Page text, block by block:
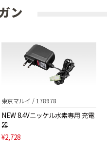
ン
東京マルイ / 178978
NEW 8.4Vニッケル水素専用 充電
器
¥2,728